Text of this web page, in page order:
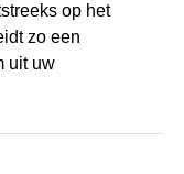
op het
zo een
uit uw